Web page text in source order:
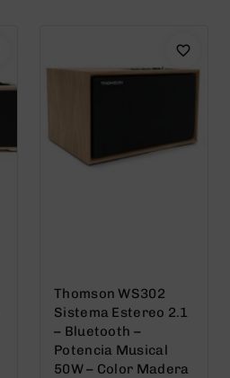
Thomson WS302
Sistema Estereo 2.1
– Bluetooth –
Potencia Musical
50W – Color Madera